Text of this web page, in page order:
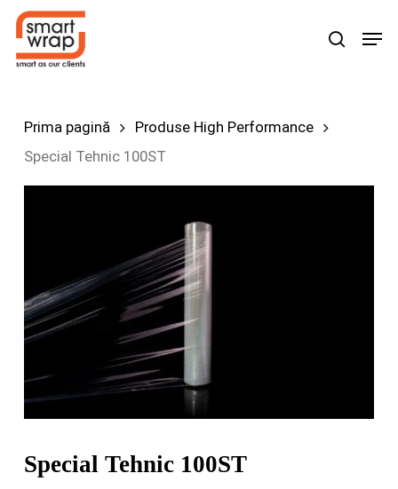
Skip
main
search
Prima pagină
Produse High Performance
Special Tehnic 100ST
Special Tehnic 100ST